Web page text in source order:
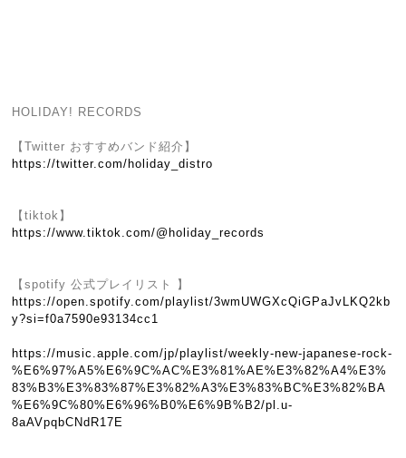
HOLIDAY! RECORDS
【Twitter おすすめバンド紹介】
https://twitter.com/holiday_distro
【tiktok】
https://www.tiktok.com/@holiday_records
【spotify 公式プレイリスト 】
https://open.spotify.com/playlist/3wmUWGXcQiGPaJvLKQ2kb
y?si=f0a7590e93134cc1
https://music.apple.com/jp/playlist/weekly-new-japanese-rock-
%E6%97%A5%E6%9C%AC%E3%81%AE%E3%82%A4%E3%
83%B3%E3%83%87%E3%82%A3%E3%83%BC%E3%82%BA
%E6%9C%80%E6%96%B0%E6%9B%B2/pl.u-
8aAVpqbCNdR17E